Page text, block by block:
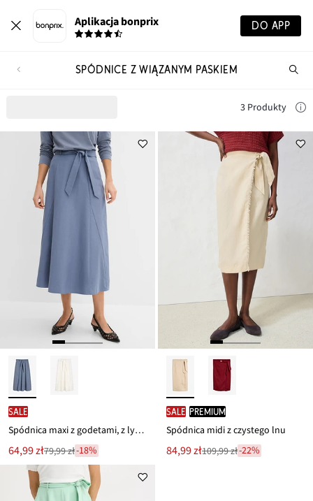
Aplikacja bonprix DO APP
SPÓDNICE Z WIĄZANYM PASKIEM
3 Produkty
SALE
Spódnica maxi z godetami, z lyocellu
Nowa
cena
64,99 zł
Przeceniono
ceny
79,99 zł
79,99 zł-18%
SALE PREMIUM
Spódnica midi z czystego lnu
Nowa
cena
84,99 zł
Przeceniono
109,99 zł-22%